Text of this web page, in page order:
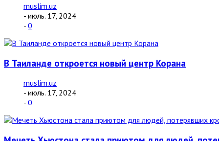
muslim.uz
- июль. 17, 2024
- 0
В Таиланде откроется новый центр Корана
muslim.uz
- июль. 17, 2024
- 0